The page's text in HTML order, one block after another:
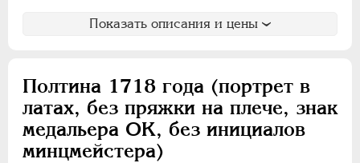
Показать описания и цены
Полтина 1718 года (портрет в
латах, без пряжки на плече, знак
медальера ОК, без инициалов
минцмейстера)